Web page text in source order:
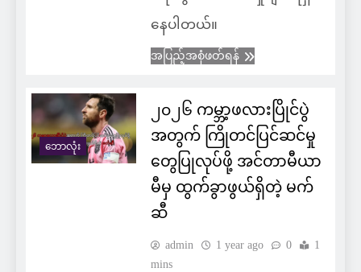
နေပါတယ်။
အပြည့်အစုံဖတ်ရန်
ဘောလုံး
၂၀၂၆ ကမ္ဘာ့ဖလားပြိုင်ပွဲ
အတွက် ကြိုတင်ပြင်ဆင်မှု
တွေပြုလုပ်ဖို့ အင်တာမီယာ
မီမှ ထွက်ခွာဖွယ်ရှိတဲ့ မက်
ဆီ
admin 1 year ago 0
1
mins